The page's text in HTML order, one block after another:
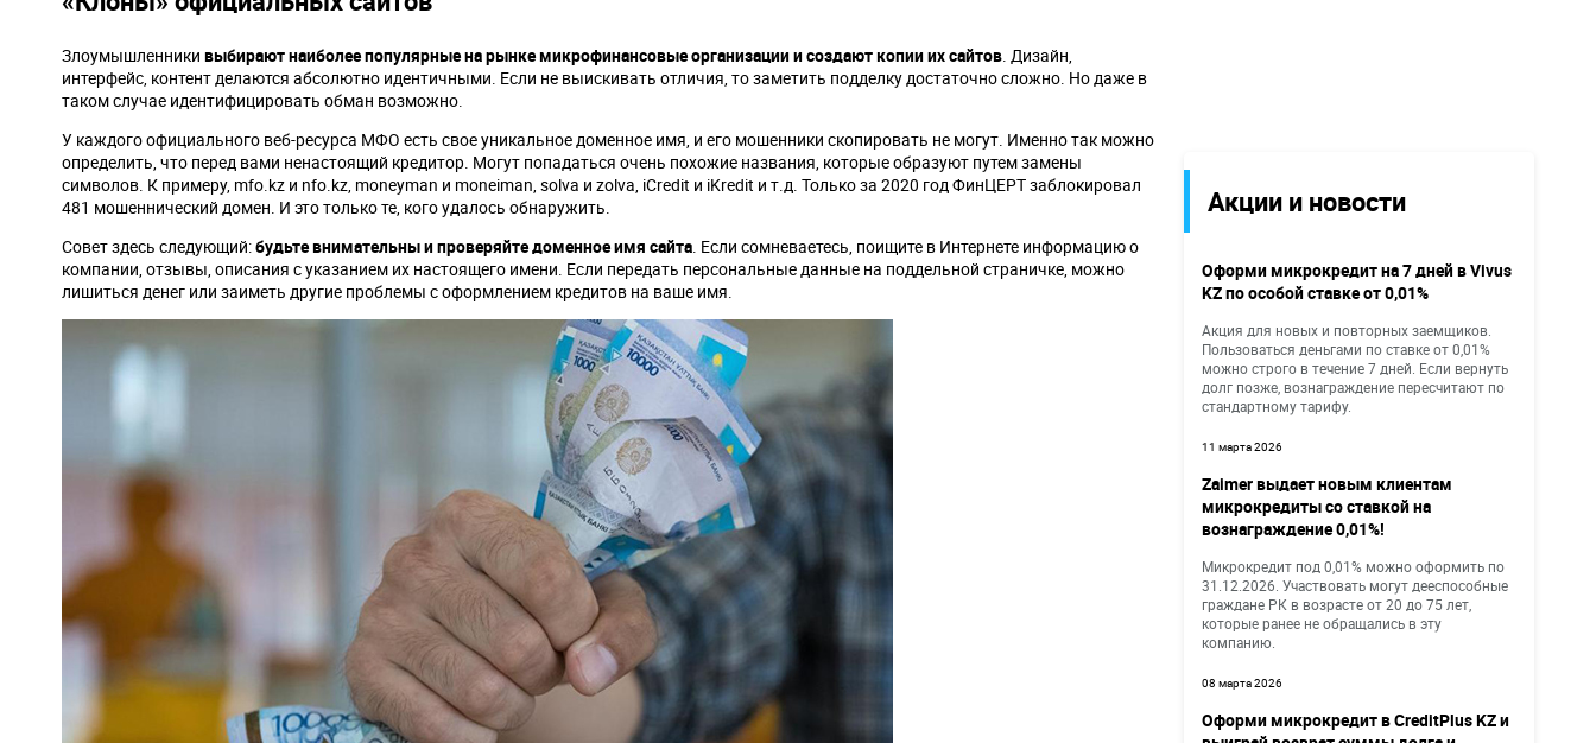
Акции и новости
Оформи микрокредит на 7 дней в Vivus
KZ по особой ставке от 0,01%
Акция для новых и повторных заемщиков.
Пользоваться деньгами по ставке от 0,01%
можно строго в течение 7 дней. Если вернуть
долг позже, вознаграждение пересчитают по
стандартному тарифу.
11 марта 2026
Zaimer выдает новым клиентам
микрокредиты со ставкой на
вознаграждение 0,01%!
Микрокредит под 0,01% можно оформить по
31.12.2026. Участвовать могут дееспособные
граждане РК в возрасте от 20 до 75 лет,
которые ранее не обращались в эту
компанию.
08 марта 2026
Оформи микрокредит в CreditPlus KZ и
Злоумышленники выбирают наиболее популярные на рынке микрофинансовые организации и создают копии их сайтов. Дизайн,
интерфейс, контент делаются абсолютно идентичными. Если не выискивать отличия, то заметить подделку достаточно сложно. Но даже в
таком случае идентифицировать обман возможно.
У каждого официального веб-ресурса МФО есть свое уникальное доменное имя, и его мошенники скопировать не могут. Именно так можно
определить, что перед вами ненастоящий кредитор. Могут попадаться очень похожие названия, которые образуют путем замены
символов. К примеру, mfo.kz и nfo.kz, moneyman и moneiman, solva и zolva, iCredit и iKredit и т.д. Только за 2020 год ФинЦЕРТ заблокировал
481 мошеннический домен. И это только те, кого удалось обнаружить.
Совет здесь следующий:будьте внимательны и проверяйте доменное имя сайта. Если сомневаетесь, поищите в Интернете информацию о
компании, отзывы, описания с указанием их настоящего имени. Если передать персональные данные на поддельной страничке, можно
лишиться денег или заиметь другие проблемы с оформлением кредитов на ваше имя.